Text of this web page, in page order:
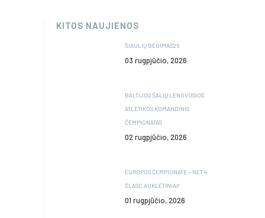
KITOS NAUJIENOS
ŠIAULIŲ BĖGIMAS’26
03 rugpjūčio, 2026
BALTIJOS ŠALIŲ LENGVOSIOS
ATLETIKOS KOMANDINIS
ČEMPIONATAS
02 rugpjūčio, 2026
EUROPOS ČEMPIONATE – NET 4
ŠLASC AUKLĖTINIAI!
01 rugpjūčio, 2026